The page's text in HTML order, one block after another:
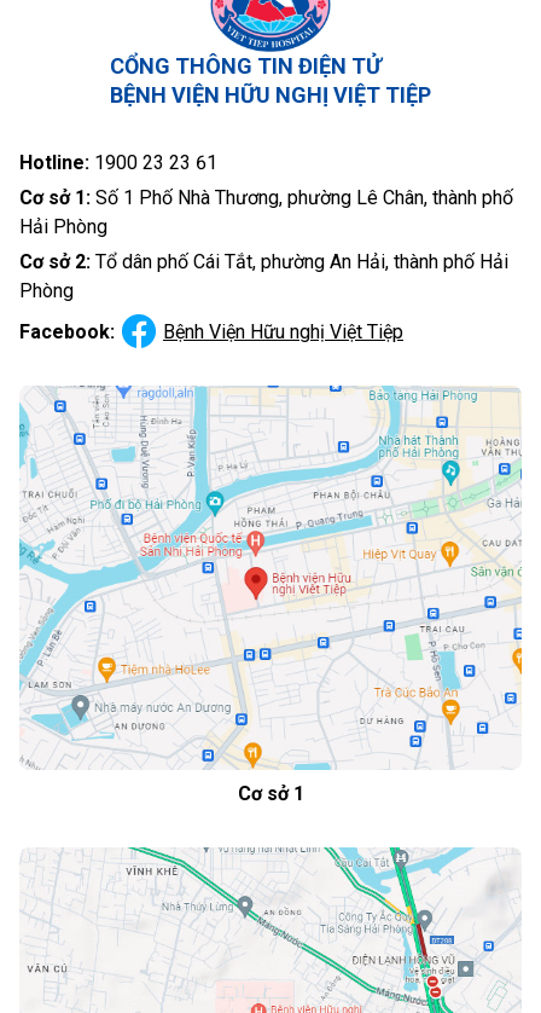
CỔNG THÔNG TIN ĐIỆN TỬ
BỆNH VIỆN HỮU NGHỊ VIỆT TIỆP
Hotline: 1900 23 23 61
Cơ sở 1: Số 1 Phố Nhà Thương, phường Lê Chân, thành phố
Hải Phòng
Cơ sở 2: Tổ dân phố Cái Tắt, phường An Hải, thành phố Hải
Phòng
Facebook:
Bệnh Viện Hữu nghị Việt Tiệp
Cơ sở 1